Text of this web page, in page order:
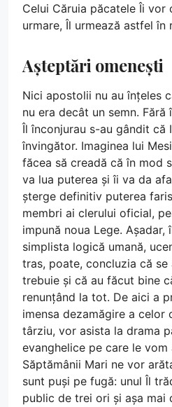
Celui Căruia păcatele Îi vor
urmare, Îl urmează astfel în
Așteptări omenești
Nici apostolii nu au înțeles
nu era decât un semn.
Îl înconjurau s-au gândit că
învingător. Imaginea lui
făcea să creadă că în mod
va lua puterea și îi va da
șterge definitiv puterea
membri ai clerului oficial,
impună noua Lege. Așadar,
simplista logică umană,
tras, poate, concluzia că
trebuie și că au făcut bine
renunțând la tot. De aici a
imensa dezamăgire a celor
târziu, vor asista la drama
evanghelice pe care le
Săptămânii Mari ne vor
sunt puși pe fugă: unul Îl
public de trei ori și așa mai